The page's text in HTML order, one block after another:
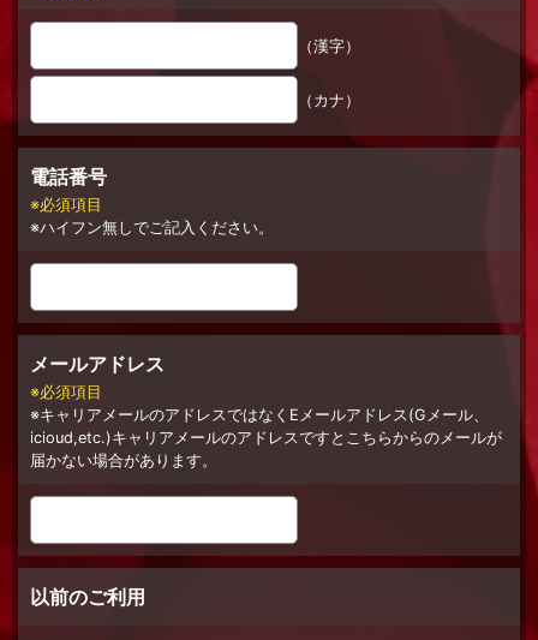
（漢字）
（カナ）
電話番号
必須項目
ハイフン無しでご記入ください。
メールアドレス
必須項目
キャリアメールのアドレスではなくEメールアドレス(Gメール、
icioud,etc.)キャリアメールのアドレスですとこちらからのメールが
届かない場合があります。
以前のご利用